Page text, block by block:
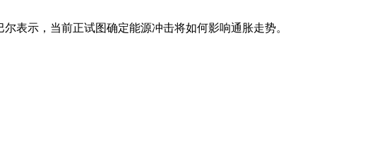
表示，当前正试图确定能源冲击将如何影响通胀走势。